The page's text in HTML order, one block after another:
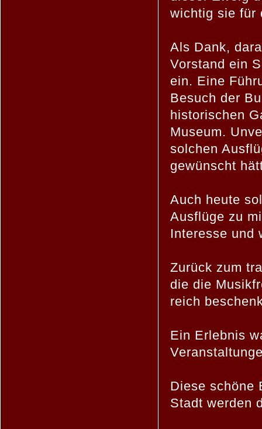
wichtig sie für
Als Dank,
Vorstand ein
ein. Eine
Besuch der
historischen
Museum.
solchen
gewünscht
Auch heute
Ausflüge zu
Interesse und
Zurück zum
die die
reich
Ein Erlebnis
Diese schöne
Stadt werden